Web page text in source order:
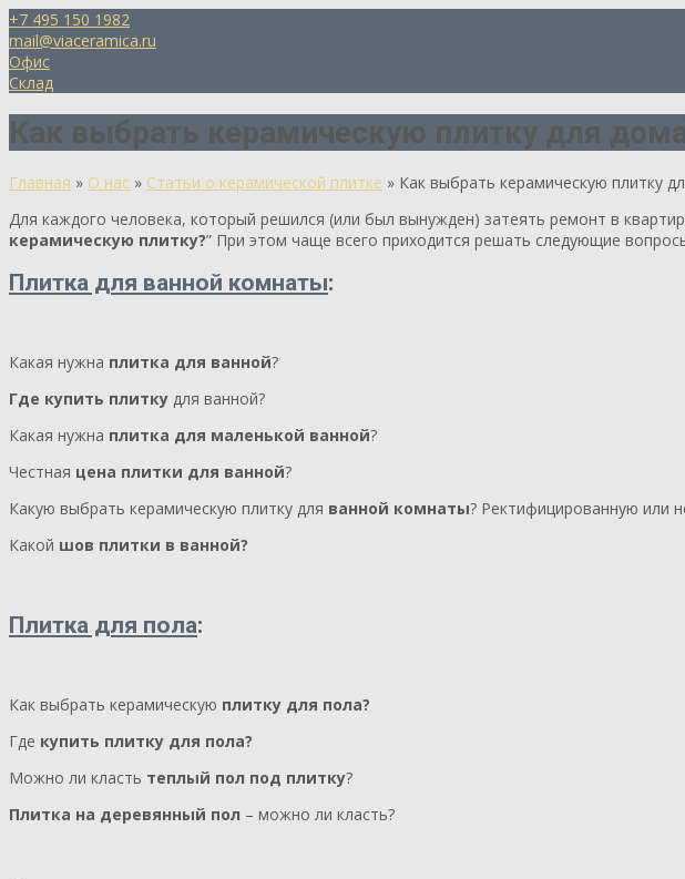
+7 495 150 1982
mail@viaceramica.ru
Офис
Склад
Как выбрать керамическую плитку для
Главная » О нас » Статьи о керамической плитке » Как выбрать керамическую плитку
Для каждого человека, который решился (или был вынужден) затеять ремонт в
керамическую плитку?” При этом чаще всего приходится решать следующие
Плитка для ванной комнаты:
Какая нужна плитка для ванной?
Где купить плитку для ванной?
Какая нужна плитка для маленькой ванной?
Честная цена плитки для ванной?
Какую выбрать керамическую плитку для ванной комнаты? Ректифицированную или
Какой шов плитки в ванной?
Плитка для пола:
Как выбрать керамическую плитку для пола?
Где купить плитку для пола?
Можно ли класть теплый пол под плитку?
Плитка на деревянный пол – можно ли класть?